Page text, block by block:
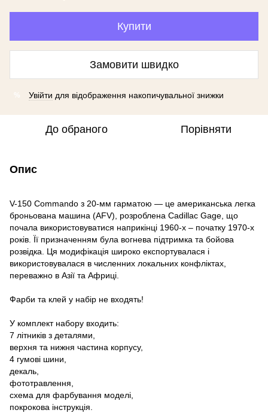
Купити
Замовити швидко
% Увійти для відображення накопичувальної знижки
До обраного Порівняти
Опис
V-150 Commando з 20-мм гарматою — це американська легка
броньована машина (AFV), розроблена Cadillac Gage, що
почала використовуватися наприкінці 1960-х – початку 1970-х
років. Її призначенням була вогнева підтримка та бойова
розвідка. Ця модифікація широко експортувалася і
використовувалася в численних локальних конфліктах,
переважно в Азії та Африці.
Фарби та клей у набір не входять!
У комплект набору входить:
7 літників з деталями,
верхня та нижня частина корпусу,
4 гумові шини,
декаль,
фототравлення,
схема для фарбування моделі,
покрокова інструкція.